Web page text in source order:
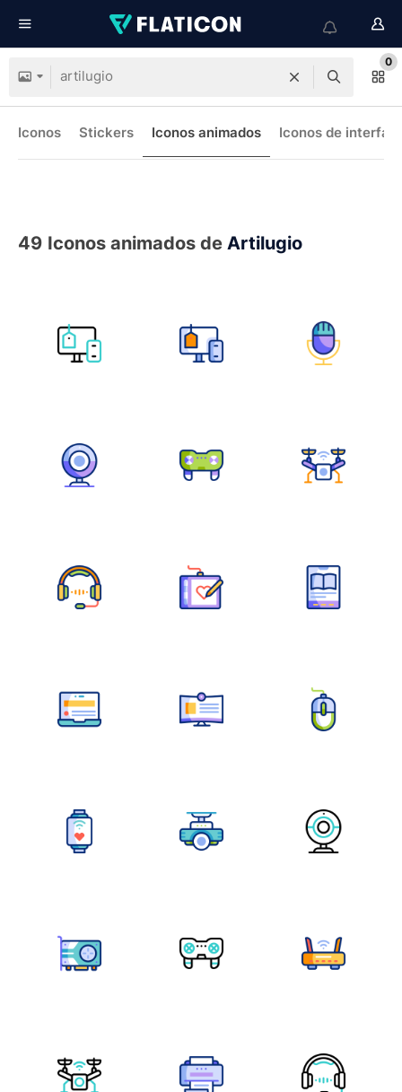
0
Iconos Stickers Iconos animados Iconos de interfaz
49 Iconos animados de Artilugio